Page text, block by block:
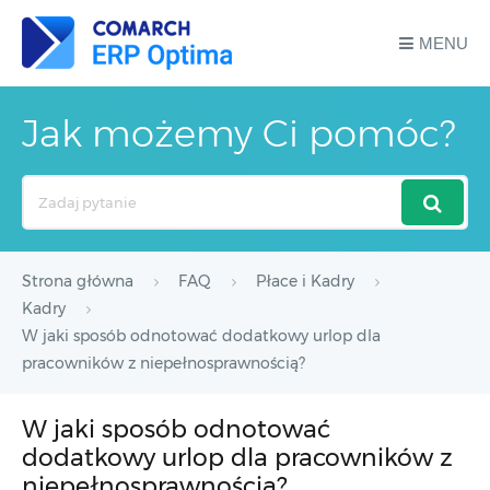
MENU
Jak możemy Ci pomóc?
Strona główna FAQ
Płace i Kadry
Kadry
W jaki sposób odnotować dodatkowy urlop dla
pracowników z niepełnosprawnością?
W jaki sposób odnotować
dodatkowy urlop dla pracowników z